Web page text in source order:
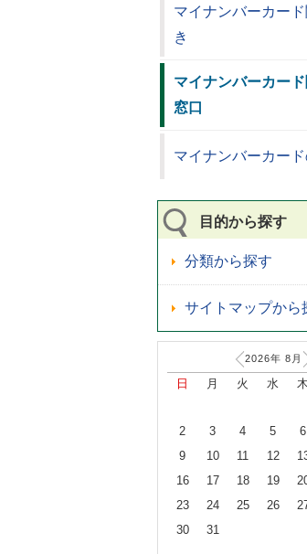
マイナンバーカー
き
マイナンバーカー
窓口
マイナンバーカー
目的から探す
分類から探す
サイトマップから
2026年 8 月
日 月 火 水 木
2
3 4 5 6
9
10 11 12
16
17 18 19
23
24 25 26
30
31